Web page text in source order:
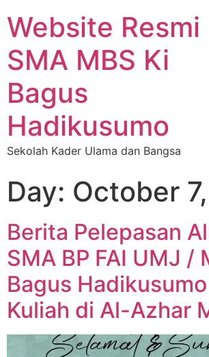
Website Resmi
SMA MBS Ki
Bagus
Hadikusumo
Sekolah Kader Ulama dan Bangsa
Day: October
Berita Pelepasan
SMA BP FAI UMJ /
Bagus
Kuliah di Al-Azhar